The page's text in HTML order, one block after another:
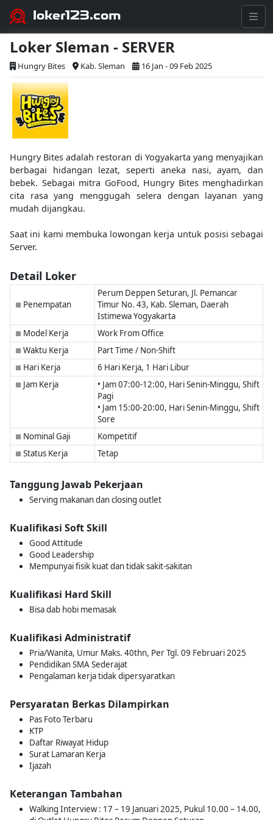
loker123.com
Loker Sleman - SERVER
Hungry Bites Kab. Sleman 16 Jan - 09 Feb 2025
Hungry Bites adalah restoran di Yogyakarta yang menyajikan
berbagai hidangan lezat, seperti aneka nasi, ayam, dan
bebek. Sebagai mitra GoFood, Hungry Bites menghadirkan
cita rasa yang menggugah selera dengan layanan yang
mudah dijangkau.
Saat ini kami membuka lowongan kerja untuk posisi sebagai
Server.
Detail Loker
■ Penempatan
Perum Deppen Seturan, Jl. Pemancar
Timur No. 43, Kab. Sleman, Daerah
Istimewa Yogyakarta
■ Model Kerja Work From Office
■ Waktu Kerja Part Time / Non-Shift
■ Hari Kerja 6 Hari Kerja, 1 Hari Libur
■ Jam Kerja
• Jam 07:00-12:00, Hari Senin-Minggu, Shift
Pagi
• Jam 15:00-20:00, Hari Senin-Minggu, Shift
Sore
■ Nominal Gaji Kompetitif
■ Status Kerja Tetap
Tanggung Jawab Pekerjaan
Serving makanan dan closing outlet
Kualifikasi Soft Skill
Good Attitude
Good Leadership
Mempunyai fisik kuat dan tidak sakit-sakitan
Kualifikasi Hard Skill
Bisa dab hobi memasak
Kualifikasi Administratif
Pria/Wanita, Umur Maks. 40thn, Per Tgl. 09 Februari 2025
Pendidikan SMA Sederajat
Pengalaman kerja tidak dipersyaratkan
Persyaratan Berkas Dilampirkan
Pas Foto Terbaru
KTP
Daftar Riwayat Hidup
Surat Lamaran Kerja
Ijazah
Keterangan Tambahan
Walking Interview : 17 – 19 Januari 2025, Pukul 10.00 – 14.00,